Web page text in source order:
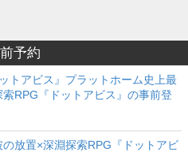
予約
トアビス』プラットホーム史上最
RPG『ドットアビス』の事前登
放置×深淵探索RPG『ドットアビ